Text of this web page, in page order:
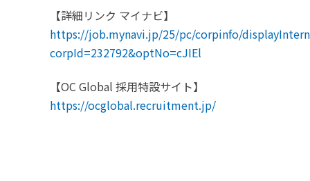
【詳細リンク マイナビ】
https://job.mynavi.jp/25/pc/corpinfo/
corpId=232792&optNo=cJIEl
【OC Global 採用特設サイト】
https://ocglobal.recruitment.jp/